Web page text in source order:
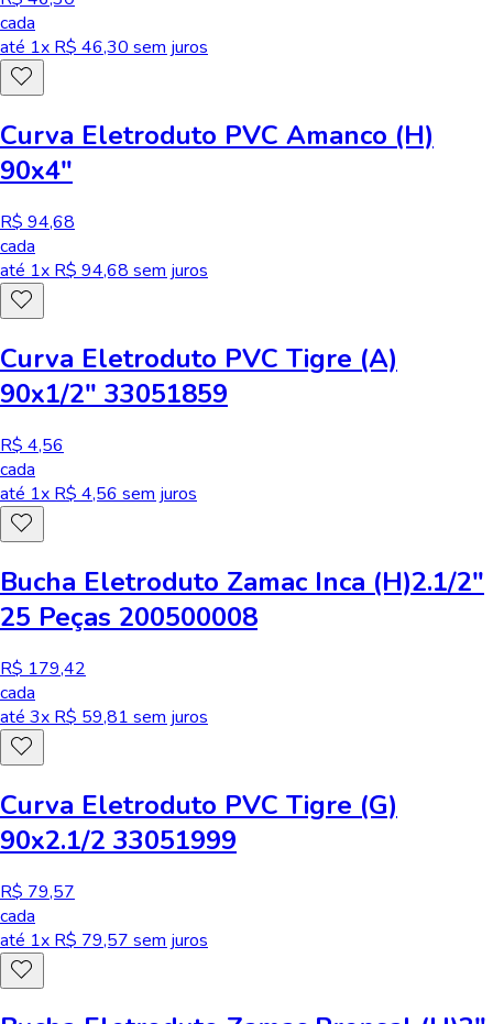
cada
até 1x R$ 46,30 sem juros
Curva Eletroduto PVC Amanco (H)
90x4"
R$ 94,68
cada
até 1x R$ 94,68 sem juros
Curva Eletroduto PVC Tigre (A)
90x1/2" 33051859
R$ 4,56
cada
até 1x R$ 4,56 sem juros
Bucha Eletroduto Zamac Inca (H)2.1/2"
25 Peças 200500008
R$ 179,42
cada
até 3x R$ 59,81 sem juros
Curva Eletroduto PVC Tigre (G)
90x2.1/2 33051999
R$ 79,57
cada
até 1x R$ 79,57 sem juros